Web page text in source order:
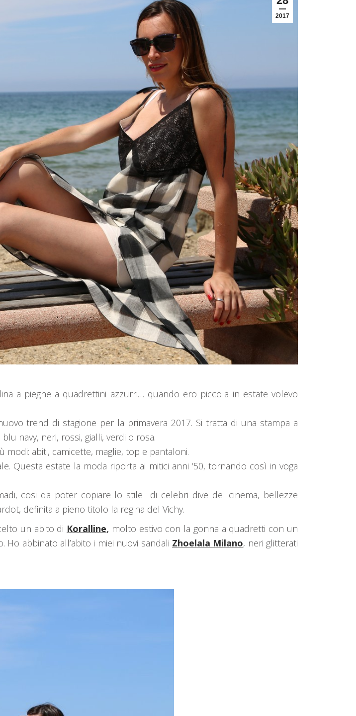
2017
a pieghe a quadrettini azzurri… quando ero piccola in estate volevo
trend di stagione per la primavera 2017. Si tratta di una stampa a
navy, neri, rossi, gialli, verdi o rosa.
modi: abiti, camicette, maglie, top e pantaloni.
Questa estate la moda riporta ai mitici anni ‘50, tornando così in voga
cosi da poter copiare lo stile di celebri dive del cinema, bellezze
definita a pieno titolo la regina del Vichy.
un abito di Koralline, molto estivo con la gonna a quadretti con un
abbinato all’abito i miei nuovi sandali Zhoelala Milano, neri glitterati